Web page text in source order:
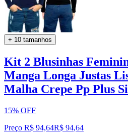
+ 10 tamanhos
Kit 2 Blusinhas
Manga Longa Justas
Malha Crepe Pp Plus
15% OFF
Preço R$ 94,64R$ 94,64